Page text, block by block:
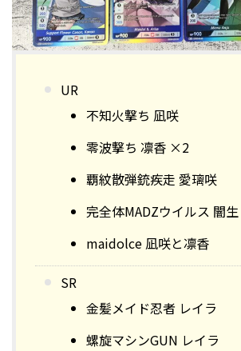
UR
不知火撃ち 凪咲
零波撃ち 凛香 ×2
覇紋散弾銃疾走 愛璃咲
完全体MADZウイルス 闇
maidolce 凪咲と凛香
SR
金髪メイド忍者 レイラ
螺旋マシンGUN レイラ